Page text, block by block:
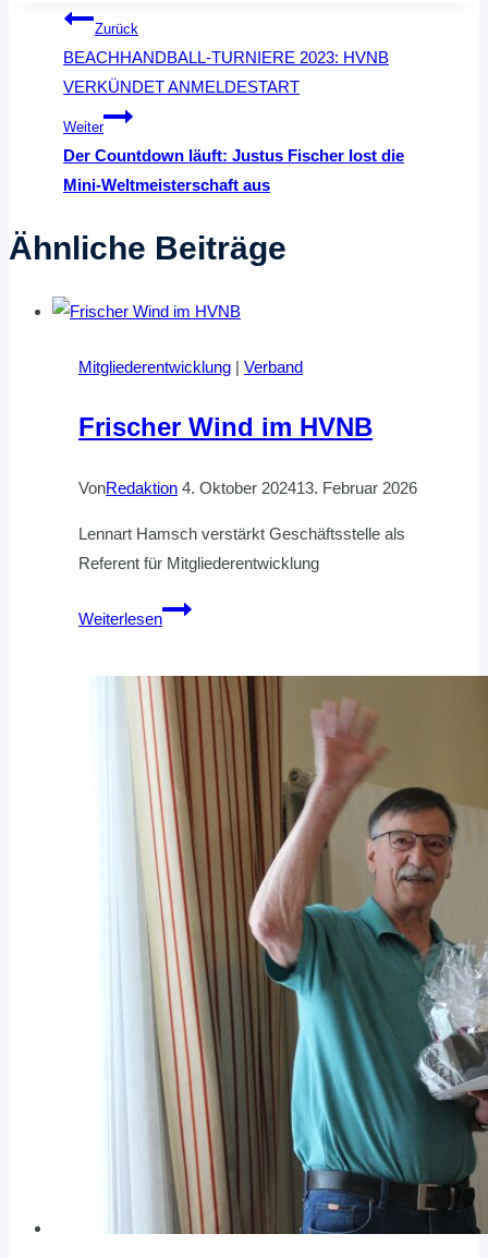
Beitragsnavigation
Zurück
BEACHHANDBALL-TURNIERE 2023: HVNB
VERKÜNDET ANMELDESTART
Weiter
Der Countdown läuft: Justus Fischer lost die
Mini-Weltmeisterschaft aus
Ähnliche Beiträge
Mitgliederentwicklung | Verband
Frischer Wind im HVNB
VonRedaktion 4. Oktober 202413. Februar 2026
Lennart Hamsch verstärkt Geschäftsstelle als
Referent für Mitgliederentwicklung
Weiterlesen
Frischer
HVNB